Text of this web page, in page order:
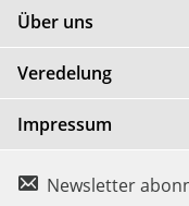
Über uns
Veredelung
Impressum
Newsletter